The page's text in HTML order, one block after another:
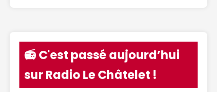
📻 C'est passé aujourd’hui
sur Radio Le Châtelet !